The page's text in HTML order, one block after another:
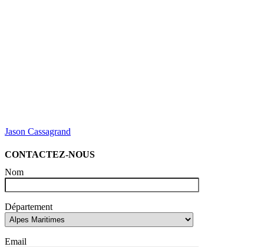
Jason Cassagrand
CONTACTEZ-NOUS
Nom
Département
Email